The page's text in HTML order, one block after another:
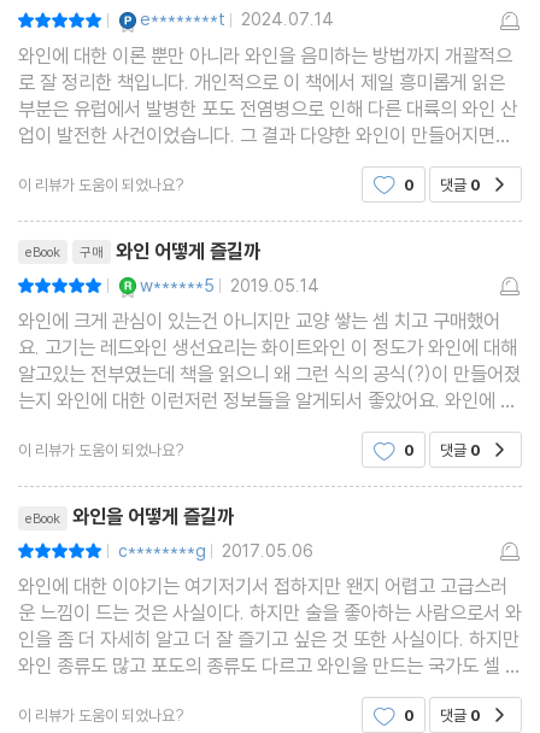
| e********t | 2024.07.14
와인에 대한 이론 뿐만 아니라 와인을 음미하는 방법까지 개괄적으
로 잘 정리한 책입니다. 개인적으로 이 책에서 제일 흥미롭게 읽은
부분은 유럽에서 발병한 포도 전염병으로 인해 다른 대륙의 와인 산
업이 발전한 사건이었습니다. 그 결과 다양한 와인이 만들어지면서,
가격과 맛을 겸비한 새로운 와인 강국들이 등장한 점이 흥미로웠습
니다. 그래서 그런지 우리에게는 조금 생소한 아
이 리뷰가 도움이 되었나요? 0 댓글 0
eBook 구매 와인 어떻게 즐길까
| w******5 | 2019.05.14
와인에 크게 관심이 있는건 아니지만 교양 쌓는 셈 치고 구매했어
요. 고기는 레드와인 생선요리는 화이트와인 이 정도가 와인에 대해
알고있는 전부였는데 책을 읽으니 왜 그런 식의 공식(?)이 만들어졌
는지 와인에 대한 이런저런 정보들을 알게되서 좋았어요. 와인에 대
해 잘 모르는 사람들이 지식 쌓을 겸 읽기에는 괜찮은것 같아요. 이
미 잘 알고 있는 분이라면 좀 시시할 수도 있겠
이 리뷰가 도움이 되었나요? 0 댓글 0
eBook 와인을 어떻게 즐길까
| c********g | 2017.05.06
와인에 대한 이야기는 여기저기서 접하지만 왠지 어렵고 고급스러
운 느낌이 드는 것은 사실이다. 하지만 술을 좋아하는 사람으로서 와
인을 좀 더 자세히 알고 더 잘 즐기고 싶은 것 또한 사실이다. 하지만
와인 종류도 많고 포도의 종류도 다르고 와인을 만드는 국가도 셀 수
없이 많아 어디에서부터 시작해야 할지 난감할 때도 많다. 살림지식
총서의 ‘와인 어떻게 즐길까’는 와인과 관
이 리뷰가 도움이 되었나요? 0 댓글 0